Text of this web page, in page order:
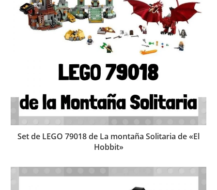
Set de LEGO 79018 de La montaña Solitaria de «El
Hobbit»